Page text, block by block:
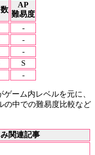
AP
難易度
-
-
-
S
-
ーム内レベルを元に、
の中での難易度比較など
関連記事